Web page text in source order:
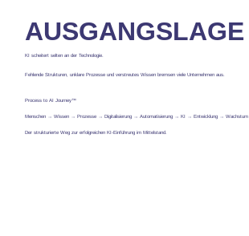
AUSGANGSLAGE
KI scheitert selten an der Technologie.
Fehlende Strukturen, unklare Prozesse und verstreutes Wissen bremsen viele Unternehmen aus.
Process to AI Journey™
Menschen → Wissen → Prozesse → Digitalisierung → Automatisierung → KI → Entwicklung → Wachstum
Der strukturierte Weg zur erfolgreichen KI-Einführung im Mittelstand.